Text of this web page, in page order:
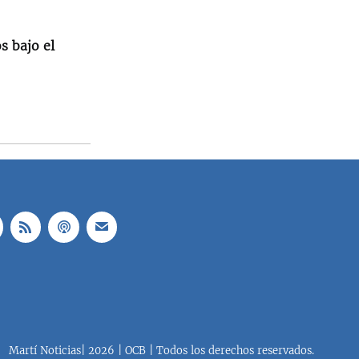
bajo el
Martí Noticias| 2026 | OCB | Todos los derechos reservados.